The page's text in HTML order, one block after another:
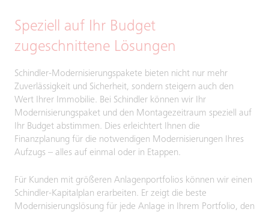
Speziell auf Ihr Budget
zugeschnittene Lösungen
Schindler-Modernisierungspakete bieten nicht nur mehr
Zuverlässigkeit und Sicherheit, sondern steigern auch den
Wert Ihrer Immobilie. Bei Schindler können wir Ihr
Modernisierungspaket und den Montagezeitraum speziell auf
Ihr Budget abstimmen. Dies erleichtert Ihnen die
Finanzplanung für die notwendigen Modernisierungen Ihres
Aufzugs – alles auf einmal oder in Etappen.
Für Kunden mit größeren Anlagenportfolios können wir einen
Schindler-Kapitalplan erarbeiten. Er zeigt die beste
Modernisierungslösung für jede Anlage in Ihrem Portfolio, den